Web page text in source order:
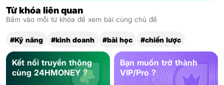
Từ khóa liên quan
Bấm vào mỗi từ khóa để xem bài cùng chủ đề
#Kỹ năng #kinh doanh #bài học #chiến lược
Kết nối truyền thông
cùng 24HMONEY ?
Bạn muốn trở thành
VIP/Pro ?